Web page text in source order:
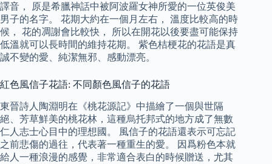
譯音， 原是希臘神話中被阿波羅女神所愛的一位英俊美
男子的名字。 花期大約在一個月左右， 溫度比較高的時
候， 花的凋謝會比較快， 所以在開花以後要盡可能保持
低溫就可以長時間的維持花期。 紫色桔梗花的花語是真
誠不變的愛、純潔無邪、感動漂亮。
紅色風信子花語: 不同顏色風信子的花語
東晉詩人陶淵明在《桃花源記》中描繪了一個與世隔
絕、芳草鮮美的桃花林，這種烏托邦式的地方成了無數
仁人志士心目中的理想國。 風信子的花語還表示可忘記
之前悲傷的過往，代表著一種重生的愛。 因爲粉色本就
給人一種浪漫的感覺，非常適合表白的時候贈送，尤其